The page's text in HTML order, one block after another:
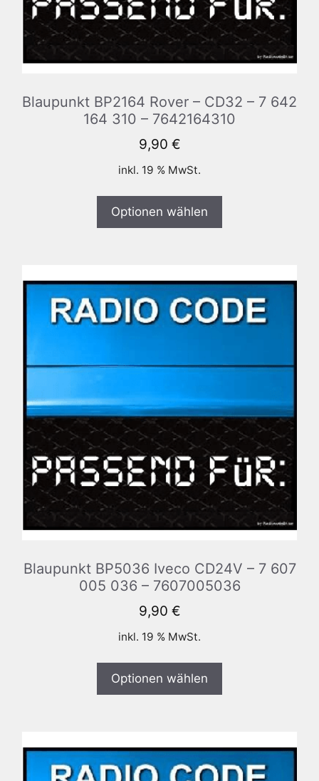
Blaupunkt BP2164 Rover – CD32 – 7 642
164 310 – 7642164310
9,90 €
inkl. 19 % MwSt.
Optionen wählen
Blaupunkt BP5036 Iveco CD24V – 7 607
005 036 – 7607005036
9,90 €
inkl. 19 % MwSt.
Optionen wählen